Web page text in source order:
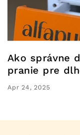
Ako správne
pranie pre
Apr 24, 2025